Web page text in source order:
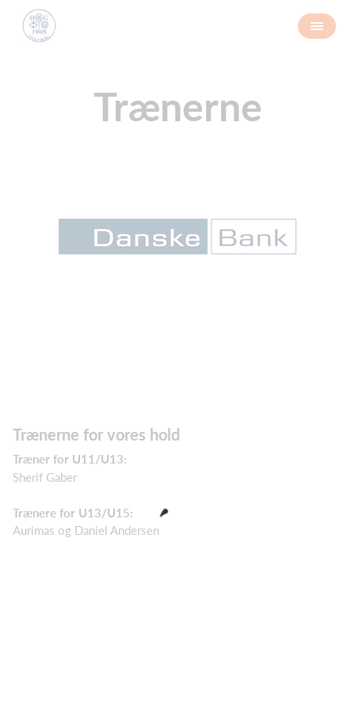
Trænerne
Trænerne for vores hold
Træner for U11/U13:
Sherif Gaber
Trænere for U13/U15:
Aurimas og Daniel Andersen